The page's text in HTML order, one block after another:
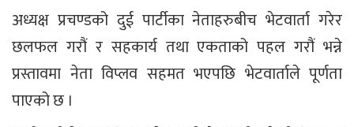
अध्यक्ष प्रचण्डको दुई पार्टीका नेताहरुबीच भेटवार्ता गरेर
छलफल गरौं र सहकार्य तथा एकताको पहल गरौं भन्ने
प्रस्तावमा नेता विप्लव सहमत भएपछि भेटवार्ताले पूर्णता
पाएको छ ।